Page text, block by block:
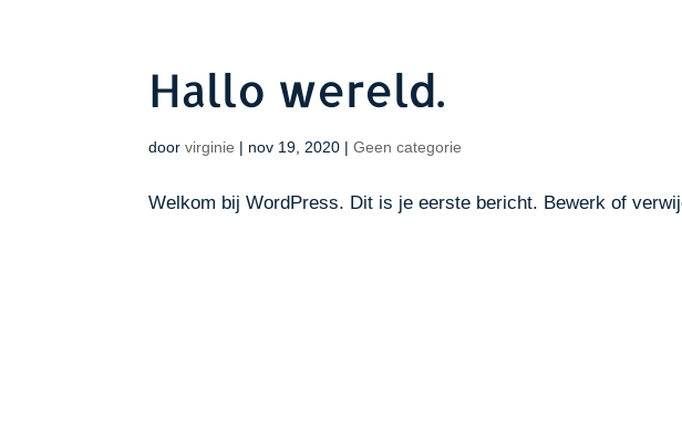
Hallo wereld.
doorvirginie | nov 19, 2020 |Geen categorie
Welkom bij WordPress. Dit is je eerste bericht. Bewerk of